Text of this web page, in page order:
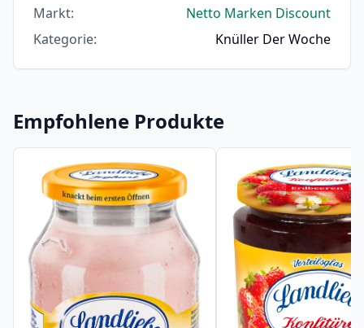
Markt:
Netto Marken Discount
Kategorie: Knüller Der Woche
Empfohlene Produkte